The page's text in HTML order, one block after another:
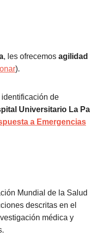
, les ofrecemos agilidad
).
identificación de
Universitario La
a Emergencias
Mundial de la Salud
descritas en el
médica y